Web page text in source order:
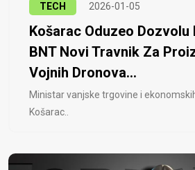
TECH 2026-01-05
Košarac Oduzeo Dozvolu
BNT Novi Travnik Za
Vojnih Dronova...
Ministar vanjske trgovine i
Košarac..